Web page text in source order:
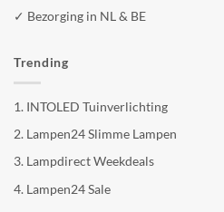
✓ Bezorging in NL & BE
Trending
1. INTOLED Tuinverlichting
2. Lampen24 Slimme Lampen
3. Lampdirect Weekdeals
4. Lampen24 Sale